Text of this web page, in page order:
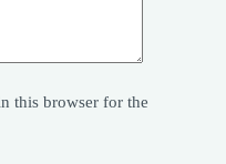
this browser for the